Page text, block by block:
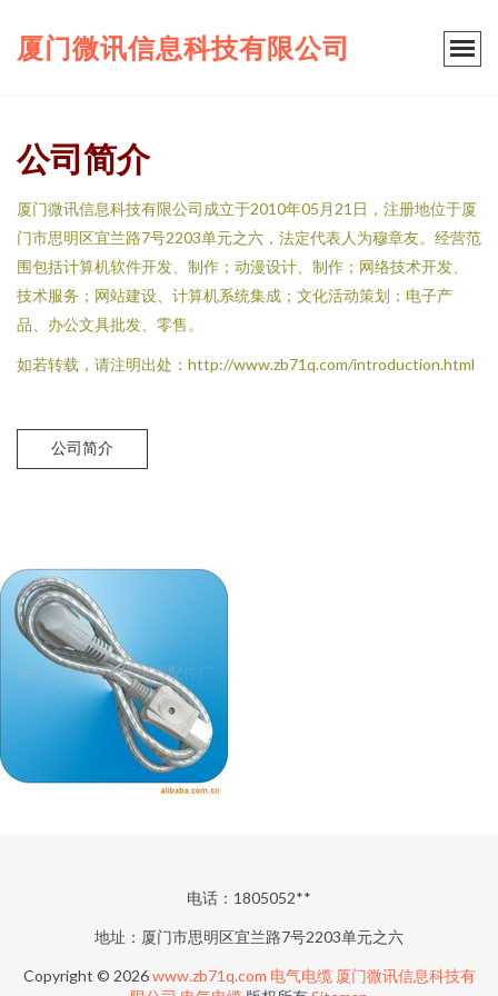
厦门微讯信息科技有限公司
公司简介
厦门微讯信息科技有限公司成立于2010年05月21日，注册地位于厦
门市思明区宜兰路7号2203单元之六，法定代表人为穆章友。经营范
围包括计算机软件开发、制作；动漫设计、制作；网络技术开发、
技术服务；网站建设、计算机系统集成；文化活动策划：电子产
品、办公文具批发、零售。
如若转载，请注明出处：http://www.zb71q.com/introduction.html
公司简介
电话：1805052**
地址：厦门市思明区宜兰路7号2203单元之六
Copyright © 2026www.zb71q.com 电气电缆 厦门微讯信息科技有